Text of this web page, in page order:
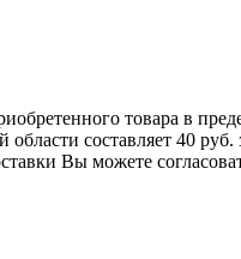
товара в
составляет 40 руб.
Вы можете